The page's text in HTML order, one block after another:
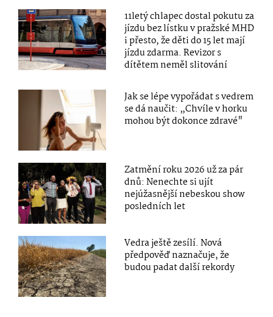
11letý chlapec dostal pokutu za
jízdu bez lístku v pražské MHD
i přesto, že děti do 15 let mají
jízdu zdarma. Revizor s
dítětem neměl slitování
Jak se lépe vypořádat s vedrem
se dá naučit: „Chvíle v horku
mohou být dokonce zdravé"
Zatmění roku 2026 už za pár
dnů: Nenechte si ujít
nejúžasnější nebeskou show
posledních let
Vedra ještě zesílí. Nová
předpověď naznačuje, že
budou padat další rekordy